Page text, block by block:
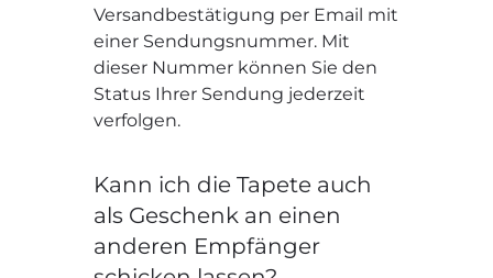
Versandbestätigung per Email mit
einer Sendungsnummer. Mit
dieser Nummer können Sie den
Status Ihrer Sendung jederzeit
verfolgen.
Kann ich die Tapete auch
als Geschenk an einen
anderen Empfänger